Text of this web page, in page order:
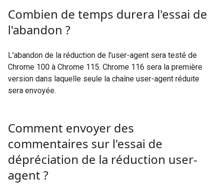
Combien de temps durera l'essai de
l'abandon ?
L'abandon de la réduction de l'user-agent sera testé de
Chrome 100 à Chrome 115. Chrome 116 sera la première
version dans laquelle seule la chaîne user-agent réduite
sera envoyée.
Comment envoyer des
commentaires sur l'essai de
dépréciation de la réduction user-
agent ?